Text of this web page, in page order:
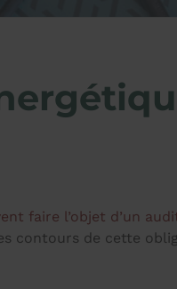
faire l’objet d’un
contours de cette